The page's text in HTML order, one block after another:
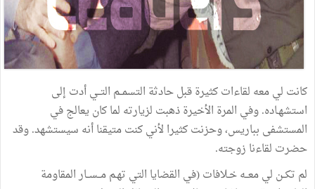
كانت ليمعه لقاءاتكثيرةقبلحادثة التسمــم التــيأدت إلى
استشهـاده.وفي المرة الأخيرةذهبت لزيارته لماكان يعالجفي
المستشفى بباريس،وحزنتكثيرا لأنيكنتمتيقناأنه سيستشهد.وقد
حضرت لقاءنا زوجته.
لم تكــن ليمعــهخـلافات(في القضايا التي تهـممــســارالمقاومة